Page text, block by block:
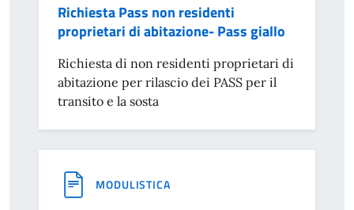
Richiesta Pass non residenti
proprietari di abitazione- Pass giallo
Richiesta di non residenti proprietari di
abitazione per rilascio dei PASS per il
transito e la sosta
MODULISTICA